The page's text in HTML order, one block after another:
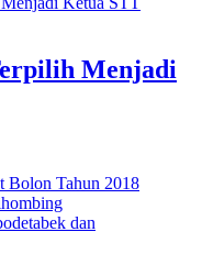
Menjadi